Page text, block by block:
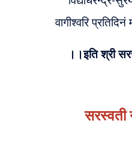
वागीश्वरि
।।इति श्री
सरस्वती